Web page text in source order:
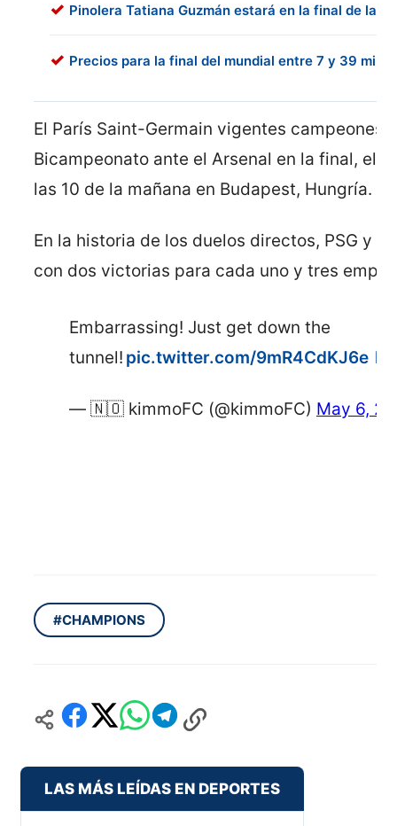
Pinolera Tatiana Guzmán estará en la final de la
Precios para la final del mundial entre 7 y 39 mil
El París Saint-Germain vigentes campeones
Bicampeonato ante el Arsenal en la final, el
las 10 de la mañana en Budapest, Hungría.
En la historia de los duelos directos, PSG y
con dos victorias para cada uno y tres
Embarrassing! Just get down the
tunnel! pic.twitter.com/9mR4CdKJ6e
— 🇳🇴 kimmoFC (@kimmoFC) May 6,
#CHAMPIONS
LAS MÁS LEÍDAS EN DEPORTES